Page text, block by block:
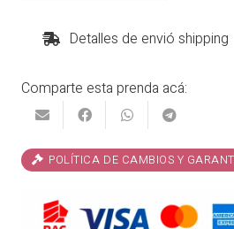
cantidadDetalles de envió shipping
Comparte esta prenda acá:
POLÍTICA DE CAMBIOS Y